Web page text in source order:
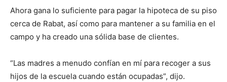
Ahora gana lo suficiente para pagar la hipoteca de su piso
cerca de Rabat, así como para mantener a su familia en el
campo y ha creado una sólida base de clientes.
“Las madres a menudo confían en mí para recoger a sus
hijos de la escuela cuando están ocupadas”, dijo.